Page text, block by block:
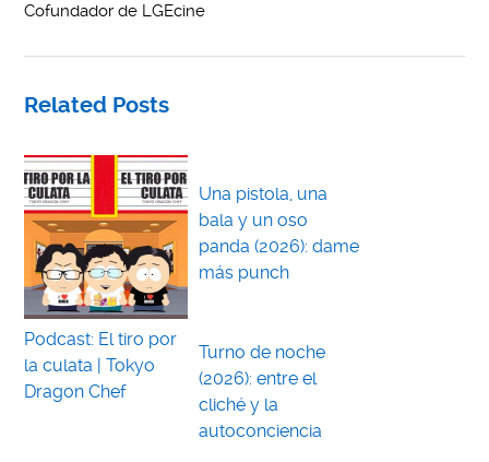
Cofundador de LGEcine
Related Posts
Podcast: El tiro por
la culata | Tokyo
Dragon Chef
Una pistola, una
bala y un oso
panda (2026): dame
más punch
Turno de noche
(2026): entre el
cliché y la
autoconciencia